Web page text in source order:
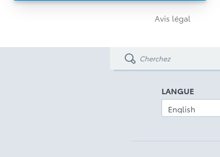
roues de 19 po en alliage
Toit en verre et hayon arrière assisté
Avis légal
LANGUE